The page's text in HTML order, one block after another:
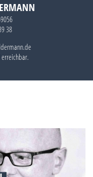
38
erreichbar.